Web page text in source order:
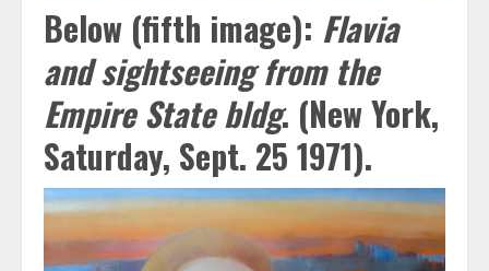
Below (fifth image): Flavia
and sightseeing from the
Empire State bldg. (New York,
Saturday, Sept. 25 1971).